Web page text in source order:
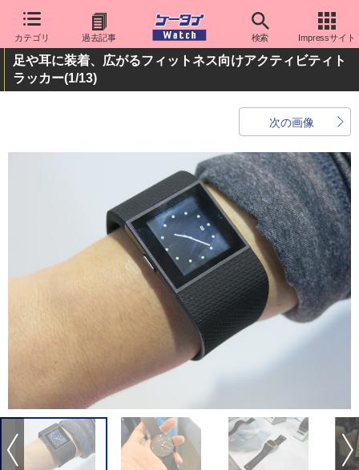
カテゴリ 過去記事 検索 Impressサイト
足や耳に装着、広がるフィットネス向けアクティビティト
ラッカー(1/13)
次の画像